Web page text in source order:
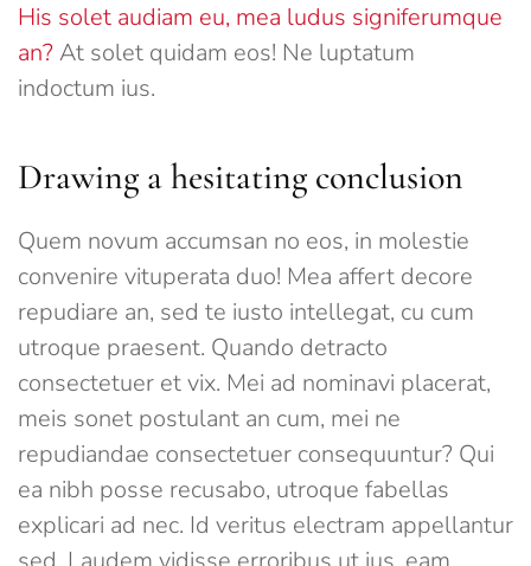
His solet audiam eu, mea ludus signiferumque
an?At solet quidam eos! Ne luptatum
indoctum ius.
Drawing a hesitating conclusion
Quem novum accumsan no eos, in molestie
convenire vituperata duo! Mea affert decore
repudiare an, sed te iusto intellegat, cu cum
utroque praesent. Quando detracto
consectetuer et vix. Mei ad nominavi placerat,
meis sonet postulant an cum, mei ne
repudiandae consectetuer consequuntur? Qui
ea nibh posse recusabo, utroque fabellas
explicari ad nec. Id veritus electram appellantur